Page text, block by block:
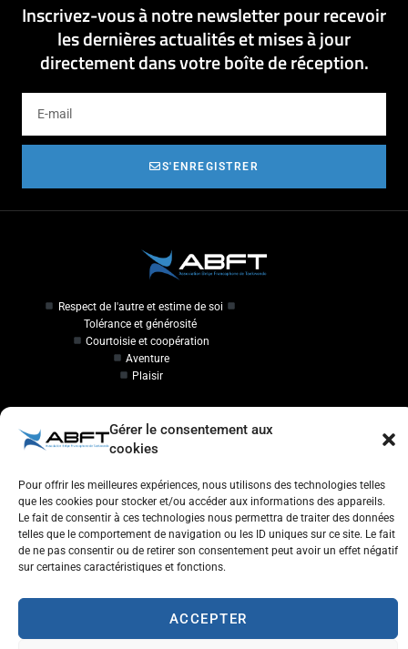
Gérer le consentement aux
cookies
Pour offrir les meilleures expériences, nous utilisons des technologies telles
que les cookies pour stocker et/ou accéder aux informations des appareils.
Le fait de consentir à ces technologies nous permettra de traiter des données
telles que le comportement de navigation ou les ID uniques sur ce site. Le fait
de ne pas consentir ou de retirer son consentement peut avoir un effet négatif
sur certaines caractéristiques et fonctions.
ACCEPTER
Inscrivez-vous à notre newsletter pour recevoir
les dernières actualités et mises à jour
directement dans votre boîte de réception.
S'ENREGISTRER
Respect de l'autre et estime de soi
Tolérance et générosité
Courtoisie et coopération
Aventure
Plaisir
Travailler à l'ABFT
Initiateur en Taekwondo
Contact
Association Belge Francophone de Taekwondo
Chaussée de Wavre, 2057 - 1160 Auderghem